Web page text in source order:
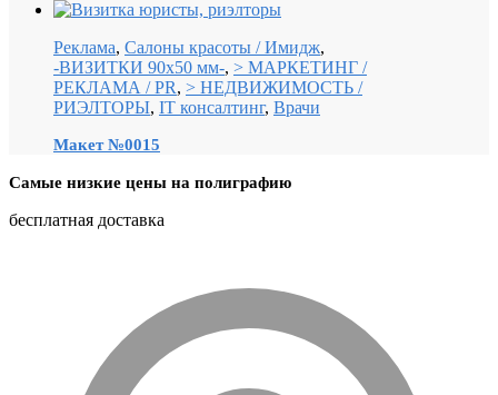
Реклама, Салоны красоты / Имидж,
-ВИЗИТКИ 90х50 мм-, > МАРКЕТИНГ /
РЕКЛАМА / PR, > НЕДВИЖИМОСТЬ /
РИЭЛТОРЫ, IT консалтинг, Врачи
Макет №0015
Самые низкие цены на полиграфию
бесплатная доставка